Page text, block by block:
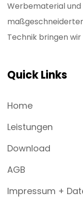
Werbematerial
Technik bringen
Quick Links
Home
Leistungen
Download
AGB
Impressum +